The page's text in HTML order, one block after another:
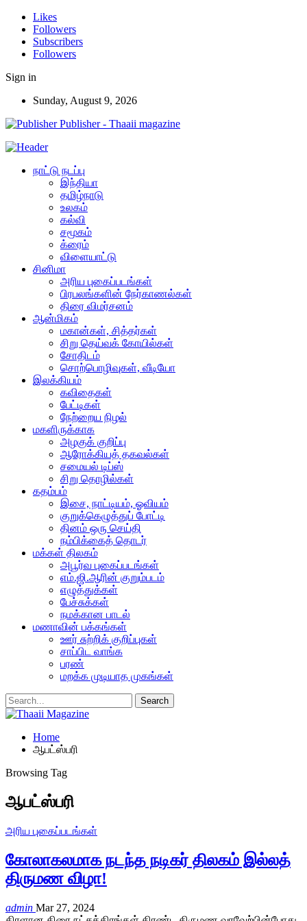
Likes
Followers
Subscribers
Followers
Sign in
Sunday, August 9, 2026
Publisher - Thaaii magazine
நாட்டு நடப்பு
இந்தியா
தமிழ்நாடு
உலகம்
கல்வி
சமூகம்
க்ரைம்
விளையாட்டு
சினிமா
அரிய புகைப்படங்கள்
பிரபலங்களின் நேர்காணல்கள்
திரை விமர்சனம்
ஆன்மிகம்
மகான்கள், சித்தர்கள்
சிறு தெய்வக் கோயில்கள்
சோதிடம்
சொற்பொழிவுகள், வீடியோ
இலக்கியம்
கவிதைகள்
பேட்டிகள்
நேற்றைய நிழல்
மகளிருக்காக
அழகுக் குறிப்பு
ஆரோக்கியத் தகவல்கள்
சமையல் டிப்ஸ்
சிறு தொழில்கள்
கதம்பம்
இசை, நாட்டியம், ஓவியம்
குறுக்கெழுத்துப் போட்டி
தினம் ஒரு செய்தி
நம்பிக்கைத் தொடர்
மக்கள் திலகம்
அபூர்வ புகைப்படங்கள்
எம்.ஜி.ஆரின் குறும்படம்
எழுத்துக்கள்
பேச்சுக்கள்
நமக்கான பாடல்
மணாவின் பக்கங்கள்
ஊர் சுற்றிக் குறிப்புகள்
சாப்பிட வாங்க
பரண்
மறக்க முடியாத முகங்கள்
Home
ஆபட்ஸ்பரி
Browsing Tag
ஆபட்ஸ்பரி
அரிய புகைப்படங்கள்
கோலாகலமாக நடந்த நடிகர் திலகம் இல்லத்
திருமண விழா!
admin Mar 27, 2024